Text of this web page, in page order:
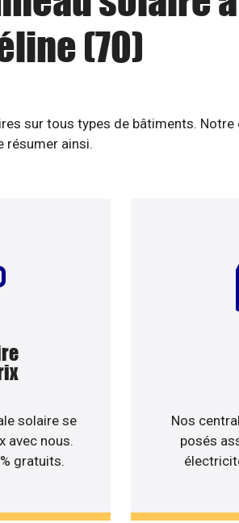
(70)
sur tous types de bâtiments.
résumer ainsi.
solaire se
avec nous.
gratuits.
Nos
posés